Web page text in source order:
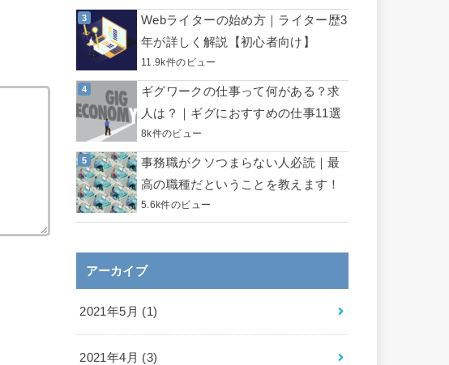
Webライターの始め方｜ライター歴3
年が詳しく解説【初心者向け】
11.9k件のビュー
ギグワークの仕事って何がある？求
人は？｜ギグにおすすめの仕事11選
8k件のビュー
事務職がクソつまらない人必読｜最
高の職種だということを教えます！
5.6k件のビュー
アーカイブ
2021年5月 (1)
2021年4月 (3)